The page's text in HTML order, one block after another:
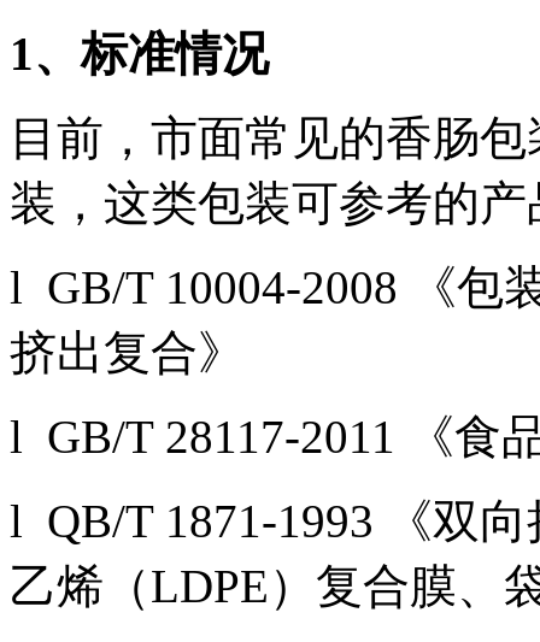
1、标准情况
目前，市面常见的香肠
装，这类包装可参考的
l GB/T 10004-2008 《包
挤出复合》
l GB/T 28117-2011 《食
l QB/T 1871-1993 《双
乙烯（LDPE）复合膜、